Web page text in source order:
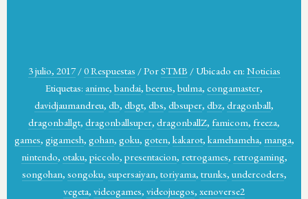
3 julio, 2017 /0 Respuestas /PorSTMB / Ubicado en: Noticias
Etiquetas: anime, bandai, beerus, bulma, congamaster,
davidjaumandreu, db, dbgt, dbs, dbsuper, dbz, dragonball,
dragonballgt, dragonballsuper, dragonballZ, famicom, freeza,
games, gigamesh, gohan, goku, goten, kakarot, kamehameha, manga,
nintendo, otaku, piccolo, presentacion, retrogames, retrogaming,
songohan, songoku, supersaiyan, toriyama, trunks, undercoders,
vegeta, videogames, videojuegos, xenoverse2